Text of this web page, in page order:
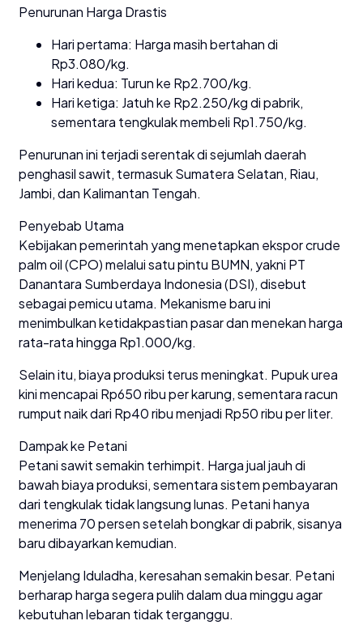
Penurunan Harga Drastis
Hari pertama: Harga masih bertahan di
Rp3.080/kg.
Hari kedua: Turun ke Rp2.700/kg.
Hari ketiga: Jatuh ke Rp2.250/kg di pabrik,
sementara tengkulak membeli Rp1.750/kg.
Penurunan ini terjadi serentak di sejumlah daerah
penghasil sawit, termasuk Sumatera Selatan, Riau,
Jambi, dan Kalimantan Tengah.
Penyebab Utama
Kebijakan pemerintah yang menetapkan ekspor crude
palm oil (CPO) melalui satu pintu BUMN, yakni PT
Danantara Sumberdaya Indonesia (DSI), disebut
sebagai pemicu utama. Mekanisme baru ini
menimbulkan ketidakpastian pasar dan menekan harga
rata-rata hingga Rp1.000/kg.
Selain itu, biaya produksi terus meningkat. Pupuk urea
kini mencapai Rp650 ribu per karung, sementara racun
rumput naik dari Rp40 ribu menjadi Rp50 ribu per liter.
Dampak ke Petani
Petani sawit semakin terhimpit. Harga jual jauh di
bawah biaya produksi, sementara sistem pembayaran
dari tengkulak tidak langsung lunas. Petani hanya
menerima 70 persen setelah bongkar di pabrik, sisanya
baru dibayarkan kemudian.
Menjelang Iduladha, keresahan semakin besar. Petani
berharap harga segera pulih dalam dua minggu agar
kebutuhan lebaran tidak terganggu.